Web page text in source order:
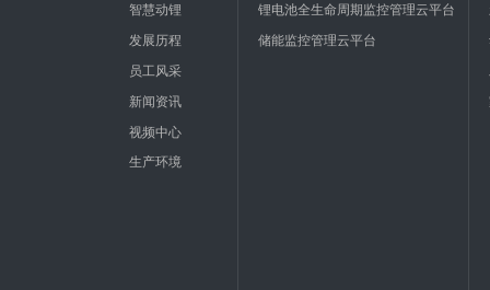
智慧动锂
发展历程
员工风采
新闻资讯
视频中心
生产环境
锂电池全生命周期监控管理云平台
储能监控管理云平台